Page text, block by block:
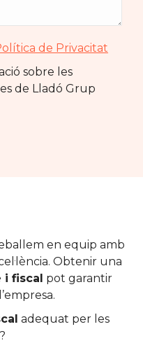
de Privacitat
sobre les
de Lladó Grup
en equip amb
Obtenir una
i fiscal pot garantir
adequat per les